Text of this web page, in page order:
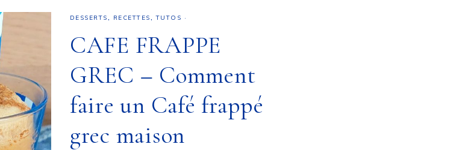
DESSERTS, RECETTES,TUTOS ·
CAFE FRAPPE
GREC – Comment
faire un Café frappé
grec maison